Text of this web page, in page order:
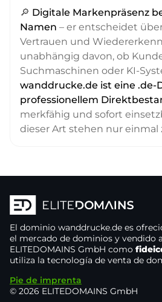
🔎 Digitale Markenpräsenz
Namen – er entscheidet
Vertrauen und
unabhängig davon, ob
Suchmaschinen oder KI-
wanddrucke.de ist eine .de-
professionellem
merkfähig und sofort
dieser Art stehen nur einmal
El dominio wanddrucke.de es
el mercado de dominios y vendido
ELITEDOMAINS GmbH como
utiliza la tecnología de venta de
Pie de imprenta
© 2026 ELITEDOMAINS GmbH